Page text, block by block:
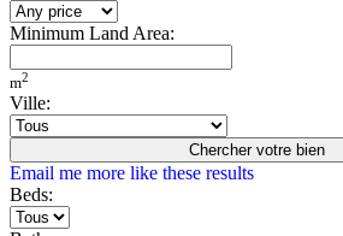
Minimum Land Area:
m2
Ville:
Chercher votre bien
Email me more like these results
Beds: